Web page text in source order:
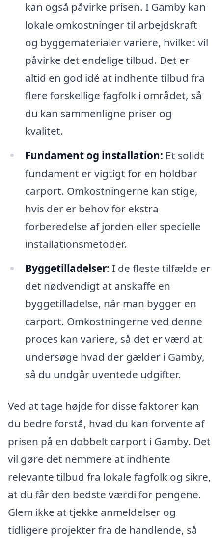
kan også påvirke prisen. I Gamby kan
lokale omkostninger til arbejdskraft
og byggematerialer variere, hvilket vil
påvirke det endelige tilbud. Det er
altid en god idé at indhente tilbud fra
flere forskellige fagfolk i området, så
du kan sammenligne priser og
kvalitet.
Fundament og installation: Et solidt
fundament er vigtigt for en holdbar
carport. Omkostningerne kan stige,
hvis der er behov for ekstra
forberedelse af jorden eller specielle
installationsmetoder.
Byggetilladelser: I de fleste tilfælde er
det nødvendigt at anskaffe en
byggetilladelse, når man bygger en
carport. Omkostningerne ved denne
proces kan variere, så det er værd at
undersøge hvad der gælder i Gamby,
så du undgår uventede udgifter.
Ved at tage højde for disse faktorer kan
du bedre forstå, hvad du kan forvente af
prisen på en dobbelt carport i Gamby. Det
vil gøre det nemmere at indhente
relevante tilbud fra lokale fagfolk og sikre,
at du får den bedste værdi for pengene.
Glem ikke at tjekke anmeldelser og
tidligere projekter fra de handlende, så